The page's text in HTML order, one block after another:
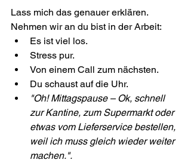
Lass mich das genauer erklären.
Nehmen wir an du bist in der Arbeit:
Es ist viel los.
Stress pur.
Von einem Call zum nächsten.
Du schaust auf die Uhr.
"Oh! Mittagspause – Ok, schnell
zur Kantine, zum Supermarkt oder
etwas vom Lieferservice bestellen,
weil ich muss gleich wieder weiter
machen.".